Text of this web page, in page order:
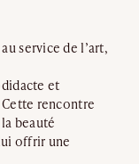
service de l’art,
et
rencontre
beauté
offrir une